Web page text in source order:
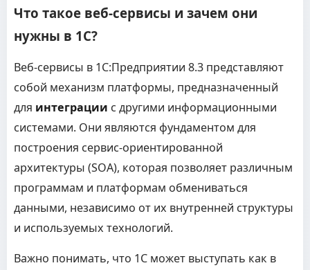
Что такое веб-сервисы и зачем они
нужны в 1С?
Веб-сервисы в 1С:Предприятии 8.3 представляют
собой механизм платформы, предназначенный
для интеграции с другими информационными
системами. Они являются фундаментом для
построения сервис-ориентированной
архитектуры (SOA), которая позволяет различным
программам и платформам обмениваться
данными, независимо от их внутренней структуры
и используемых технологий.
Важно понимать, что 1С может выступать как в